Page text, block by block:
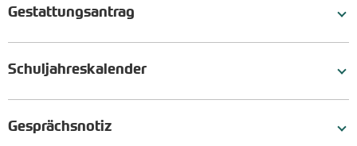
Gestattungsantrag
Schuljahreskalender
Gesprächsnotiz